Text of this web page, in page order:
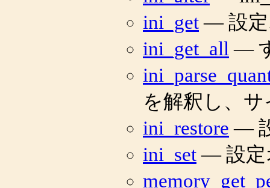
ini_get— 設定
ini_get_all —
を解釈し、
ini_restore —
ini_set— 設定